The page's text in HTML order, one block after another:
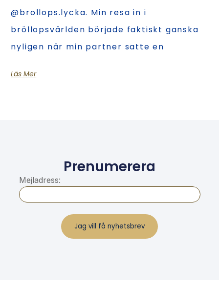
@brollops.lycka. Min resa in i
bröllopsvärlden började faktiskt ganska
nyligen när min partner satte en
Läs Mer
Prenumerera
Mejladress: